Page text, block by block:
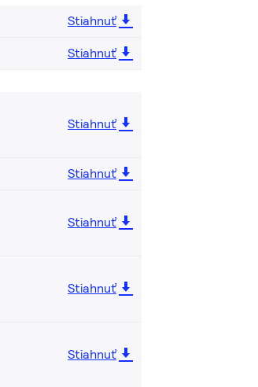
Stiahnuť
Stiahnuť
Stiahnuť
Stiahnuť
Stiahnuť
Stiahnuť
Stiahnuť